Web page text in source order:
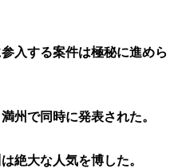
入する案件は極秘に進めら
州で同時に発表された。
絶大な人気を博した。